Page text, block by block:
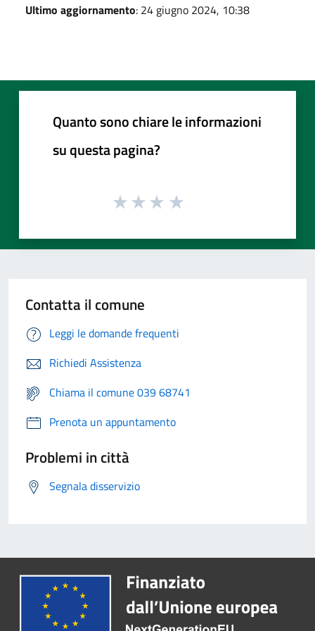
Ultimo aggiornamento: 24 giugno 2024, 10:38
Quanto sono chiare le informazioni
su questa pagina?
Contatta il comune
Leggi le domande frequenti
Richiedi Assistenza
Chiama il comune 039 68741
Prenota un appuntamento
Problemi in città
Segnala disservizio